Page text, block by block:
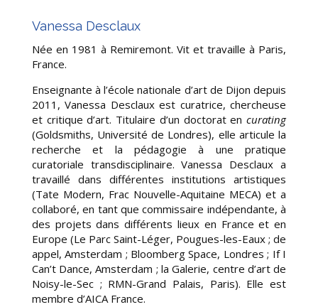
Vanessa Desclaux
Née en 1981 à Remiremont. Vit et travaille à Paris,
France.
Enseignante à l’école nationale d’art de Dijon depuis
2011, Vanessa Desclaux est curatrice, chercheuse
et critique d’art. Titulaire d’un doctorat encurating
(Goldsmiths, Université de Londres), elle articule la
recherche et la pédagogie à une pratique
curatoriale transdisciplinaire. Vanessa Desclaux a
travaillé dans différentes institutions artistiques
(Tate Modern, Frac Nouvelle-Aquitaine MECA) et a
collaboré, en tant que commissaire indépendante, à
des projets dans différents lieux en France et en
Europe (Le Parc Saint-Léger, Pougues-les-Eaux ; de
appel, Amsterdam ; Bloomberg Space, Londres ; If I
Can’t Dance, Amsterdam ; la Galerie, centre d’art de
Noisy-le-Sec ; RMN-Grand Palais, Paris). Elle est
membre d’AICA France.